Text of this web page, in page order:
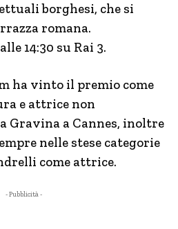
borghesi, che si
romana.
14:30 su Rai 3.
ha vinto il premio come
e attrice non
Gravina a Cannes, inoltre
nelle stese categorie
come attrice.
- Pubblicità -